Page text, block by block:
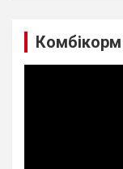
Комбікорм